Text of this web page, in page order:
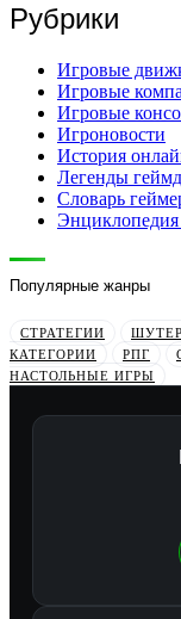
Рубрики
Игровые
Игровые
Игровые
Игроновости
История
Легенды
Словарь
Энциклопедия
Популярные жанры
СТРАТЕГИИ
КАТЕГОРИИ
РПГ
НАСТОЛЬНЫЕ ИГРЫ